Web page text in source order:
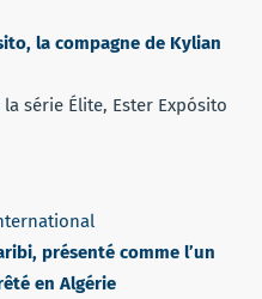
la compagne de Kylian
série Élite, Ester Expósito
présenté comme l’un
en Algérie